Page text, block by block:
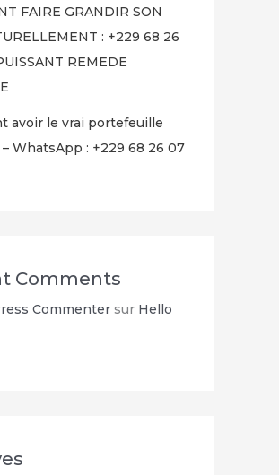
FAIRE GRANDIR SON
: +229 68 26
REMEDE
avoir le vrai portefeuille
WhatsApp : +229 68 26 07
Comments
Commenter sur Hello